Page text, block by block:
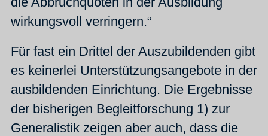
wirkungsvoll verringern.“
Für fast ein Drittel der Auszubildenden gibt
es keinerlei Unterstützungsangebote in der
ausbildenden Einrichtung. Die Ergebnisse
der bisherigen Begleitforschung 1) zur
Generalistik zeigen aber auch, dass die